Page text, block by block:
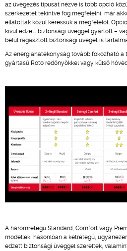
az üvegezés típusát nézve is több opció
szerkezetét tekintve fog megfelelni, már
ellátottak közül keressük a megfelelőt.
kívül edzett biztonsági üveggel gyártott –
belül ragasztott biztonsági üveget is
Az energiahatékonyság tovább fokozható
gyártású Roto redőnyökkel vagy külső
A háromrétegű Standard, Comfort vagy
modellek, hasonlóan a kétrétegű,
edzett biztonsági üveggel szereltek,